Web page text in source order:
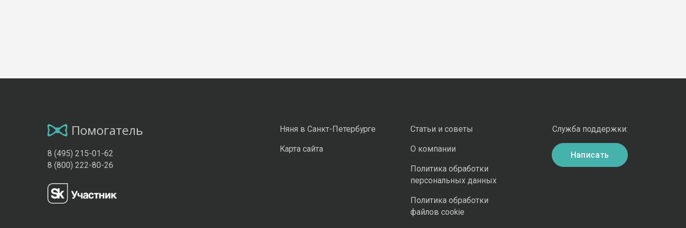
Помогатель
8 (495) 215-01-62
8 (800) 222-80-26
Няня в Санкт-Петербурге
Карта сайта
Статьи и советы
О компании
Политика обработки
персональных данных
Политика обработки
файлов cookie
Служба поддержки:
Написать